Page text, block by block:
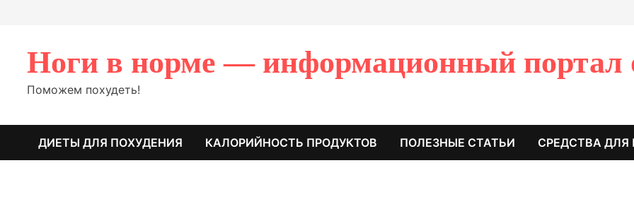
Ноги в норме — информационный портал
Поможем похудеть!
ДИЕТЫ ДЛЯ ПОХУДЕНИЯ КАЛОРИЙНОСТЬ ПРОДУКТОВ ПОЛЕЗНЫЕ СТАТЬИ СРЕДСТВА ДЛЯ